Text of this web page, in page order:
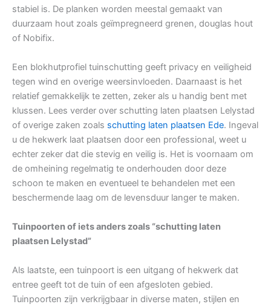
stabiel is. De planken worden meestal gemaakt van
duurzaam hout zoals geïmpregneerd grenen, douglas hout
of Nobifix.
Een blokhutprofiel tuinschutting geeft privacy en veiligheid
tegen wind en overige weersinvloeden. Daarnaast is het
relatief gemakkelijk te zetten, zeker als u handig bent met
klussen. Lees verder over schutting laten plaatsen Lelystad
of overige zaken zoals schutting laten plaatsen Ede. Ingeval
u de hekwerk laat plaatsen door een professional, weet u
echter zeker dat die stevig en veilig is. Het is voornaam om
de omheining regelmatig te onderhouden door deze
schoon te maken en eventueel te behandelen met een
beschermende laag om de levensduur langer te maken.
Tuinpoorten of iets anders zoals “schutting laten
plaatsen Lelystad”
Als laatste, een tuinpoort is een uitgang of hekwerk dat
entree geeft tot de tuin of een afgesloten gebied.
Tuinpoorten zijn verkrijgbaar in diverse maten, stijlen en